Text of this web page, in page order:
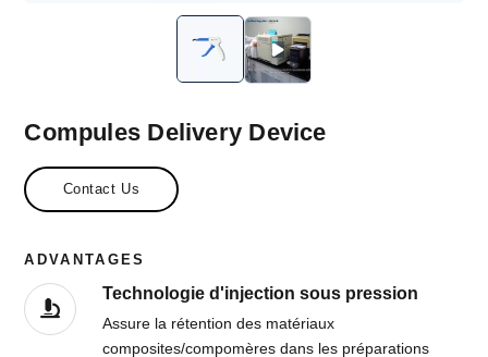
Compules Delivery Device
Contact Us
ADVANTAGES
Technologie d'injection sous pression
Assure la rétention des matériaux
composites/compomères dans les préparations